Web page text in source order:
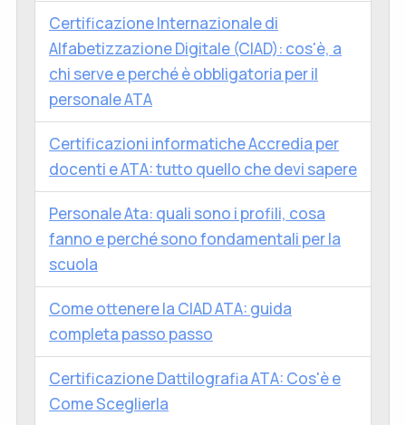
Certificazione Internazionale di
Alfabetizzazione Digitale (CIAD): cos'è, a
chi serve e perché è obbligatoria per il
personale ATA
Certificazioni informatiche Accredia per
docenti e ATA: tutto quello che devi sapere
Personale Ata: quali sono i profili, cosa
fanno e perché sono fondamentali per la
scuola
Come ottenere la CIAD ATA: guida
completa passo passo
Certificazione Dattilografia ATA: Cos'è e
Come Sceglierla